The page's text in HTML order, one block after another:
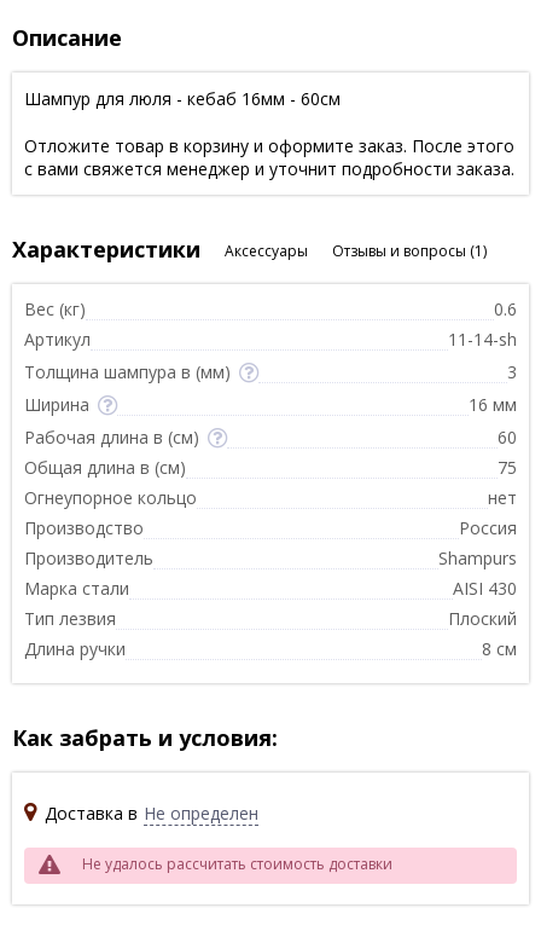
Описание
Шампур для люля - кебаб 16мм - 60см
Отложите товар в корзину и оформите заказ. После этого
с вами свяжется менеджер и уточнит подробности заказа.
Характеристики Аксессуары Отзывы и вопросы (1)
Вес (кг)
0.6
Артикул
11-14-sh
Толщина шампура в (мм)
3
Ширина
16 мм
Рабочая длина в (см)
60
Общая длина в (см)
75
Огнеупорное кольцо
нет
Производство
Россия
Производитель
Shampurs
Марка стали
AISI 430
Тип лезвия
Плоский
Длина ручки
8 см
Как забрать и условия:
Доставка в Не определен
Не удалось рассчитать стоимость доставки